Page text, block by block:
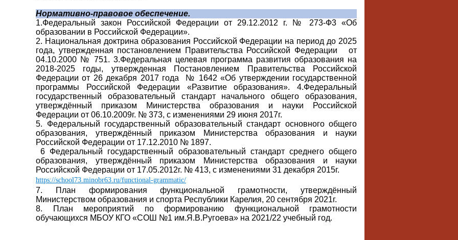
Нормативно-правовое обеспечение.
1.Федеральный закон Российской Федерации от 29.12.2012 г. № 273-Ф3 «Об
образовании в Российской Федерации».
2. Национальная доктрина образования Российской Федерации на период до 2025
года, утвержденная постановлением Правительства Российской Федерации от
04.10.2000 № 751. 3.Федеральная целевая программа развития образования на
2018-2025 годы, утвержденная Постановлением Правительства Российской
Федерации от 26 декабря 2017 года № 1642 «Об утверждении государственной
программы Российской Федерации «Развитие образования». 4.Федеральный
государственный образовательный стандарт начального общего образования,
утверждённый приказом Министерства образования и науки Российской
Федерации от 06.10.2009г. № 373, с изменениями 29 июня 2017г.
5. Федеральный государственный образовательный стандарт основного общего
образования, утверждённый приказом Министерства образования и науки
Российской Федерации от 17.12.2010 № 1897.
6 Федеральный государственный образовательный стандарт среднего общего
образования, утверждённый приказом Министерства образования и науки
Российской Федерации от 17.05.2012г. № 413, с изменениями 31 декабря 2015г.
https://school73.minobr63.ru/functional-grammatic/
7. План формирования функциональной грамотности, утверждённый
Министерством образования и спорта Республики Карелия, 20 сентября 2021г.
8. План мероприятий по формированию функциональной грамотности
обучающихся МБОУ КГО «СОШ №1 им.Я.В.Ругоева» на 2021/22 учебный год.